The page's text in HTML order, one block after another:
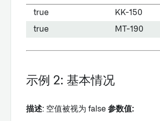
true KK-150
true MT-190
示例 2: 基本情况
描述: 空值被视为 false 参数值: